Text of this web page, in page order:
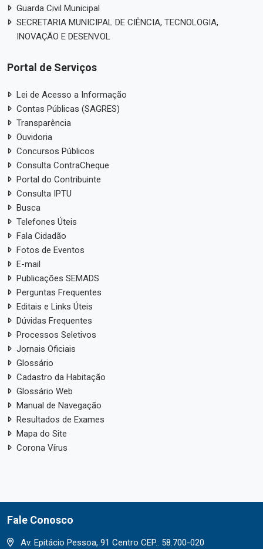
Guarda Civil Municipal
SECRETARIA MUNICIPAL DE CIÊNCIA, TECNOLOGIA,
INOVAÇÃO E DESENVOL
Portal de Serviços
Lei de Acesso a Informação
Contas Públicas (SAGRES)
Transparência
Ouvidoria
Concursos Públicos
Consulta ContraCheque
Portal do Contribuinte
Consulta IPTU
Busca
Telefones Úteis
Fala Cidadão
Fotos de Eventos
E-mail
Publicações SEMADS
Perguntas Frequentes
Editais e Links Úteis
Dúvidas Frequentes
Processos Seletivos
Jornais Oficiais
Glossário
Cadastro da Habitação
Glossário Web
Manual de Navegação
Resultados de Exames
Mapa do Site
Corona Vírus
Fale Conosco
Av. Epitácio Pessoa, 91 Centro CEP.: 58.700-020